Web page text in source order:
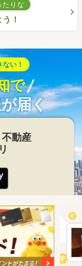
たりな
！
い！
で
届く
動産